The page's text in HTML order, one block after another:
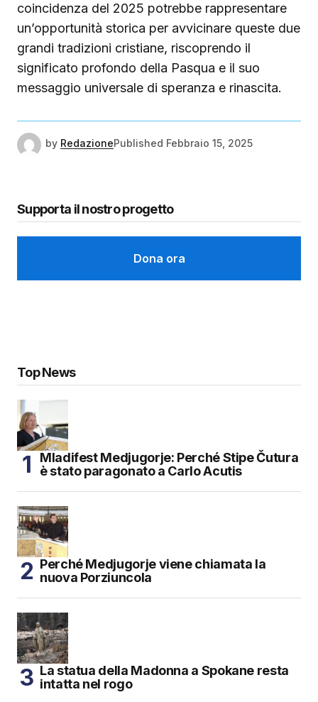
coincidenza del 2025 potrebbe rappresentare
un’opportunità storica per avvicinare queste due
grandi tradizioni cristiane, riscoprendo il
significato profondo della Pasqua e il suo
messaggio universale di speranza e rinascita.
by RedazionePublished Febbraio 15, 2025
Supporta il nostro progetto
Dona ora
Top News
Mladifest Medjugorje: Perché Stipe Čutura
è stato paragonato a Carlo Acutis
Perché Medjugorje viene chiamata la
nuova Porziuncola
La statua della Madonna a Spokane resta
intatta nel rogo